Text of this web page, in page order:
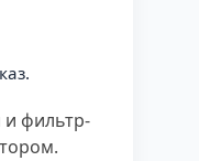
и фильтр-